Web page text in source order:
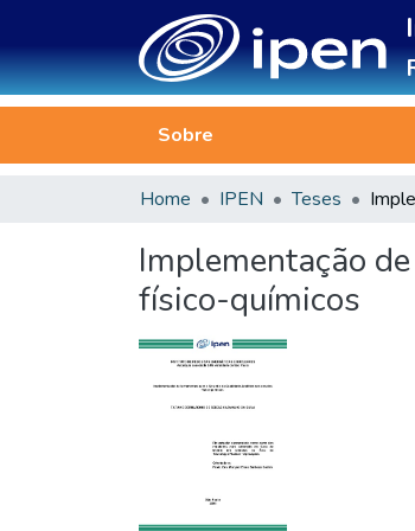
Sobre
Home IPEN Teses
Implementação
físico-químicos